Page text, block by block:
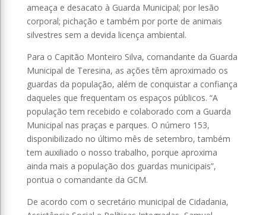
ameaça e desacato à Guarda Municipal; por lesão
corporal; pichação e também por porte de animais
silvestres sem a devida licença ambiental.
Para o Capitão Monteiro Silva, comandante da Guarda
Municipal de Teresina, as ações têm aproximado os
guardas da população, além de conquistar a confiança
daqueles que frequentam os espaços públicos. “A
população tem recebido e colaborado com a Guarda
Municipal nas praças e parques. O número 153,
disponibilizado no último mês de setembro, também
tem auxiliado o nosso trabalho, porque aproxima
ainda mais a população dos guardas municipais”,
pontua o comandante da GCM.
De acordo com o secretário municipal de Cidadania,